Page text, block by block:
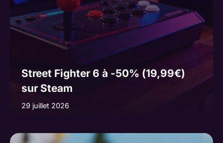
Street Fighter 6 à -50% (19,99€)
sur Steam
29 juillet 2026